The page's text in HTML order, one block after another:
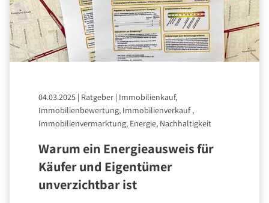
04.03.2025 | Ratgeber | Immobilienkauf,
Immobilienbewertung, Immobilienverkauf ,
Immobilienvermarktung, Energie, Nachhaltigkeit
Warum ein Energieausweis für
Käufer und Eigentümer
unverzichtbar ist